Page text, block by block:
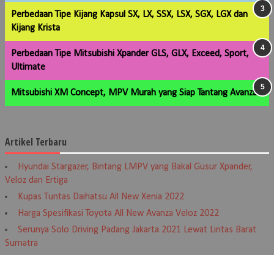
Perbedaan Tipe Kijang Kapsul SX, LX, SSX, LSX, SGX, LGX dan
Kijang Krista
Perbedaan Tipe Mitsubishi Xpander GLS, GLX, Exceed, Sport,
Ultimate
Mitsubishi XM Concept, MPV Murah yang Siap Tantang Avanza
Artikel Terbaru
Hyundai Stargazer, Bintang LMPV yang Bakal Gusur Xpander,
Veloz dan Ertiga
Kupas Tuntas Daihatsu All New Xenia 2022
Harga Spesifikasi Toyota All New Avanza Veloz 2022
Serunya Solo Driving Padang Jakarta 2021 Lewat Lintas Barat
Sumatra